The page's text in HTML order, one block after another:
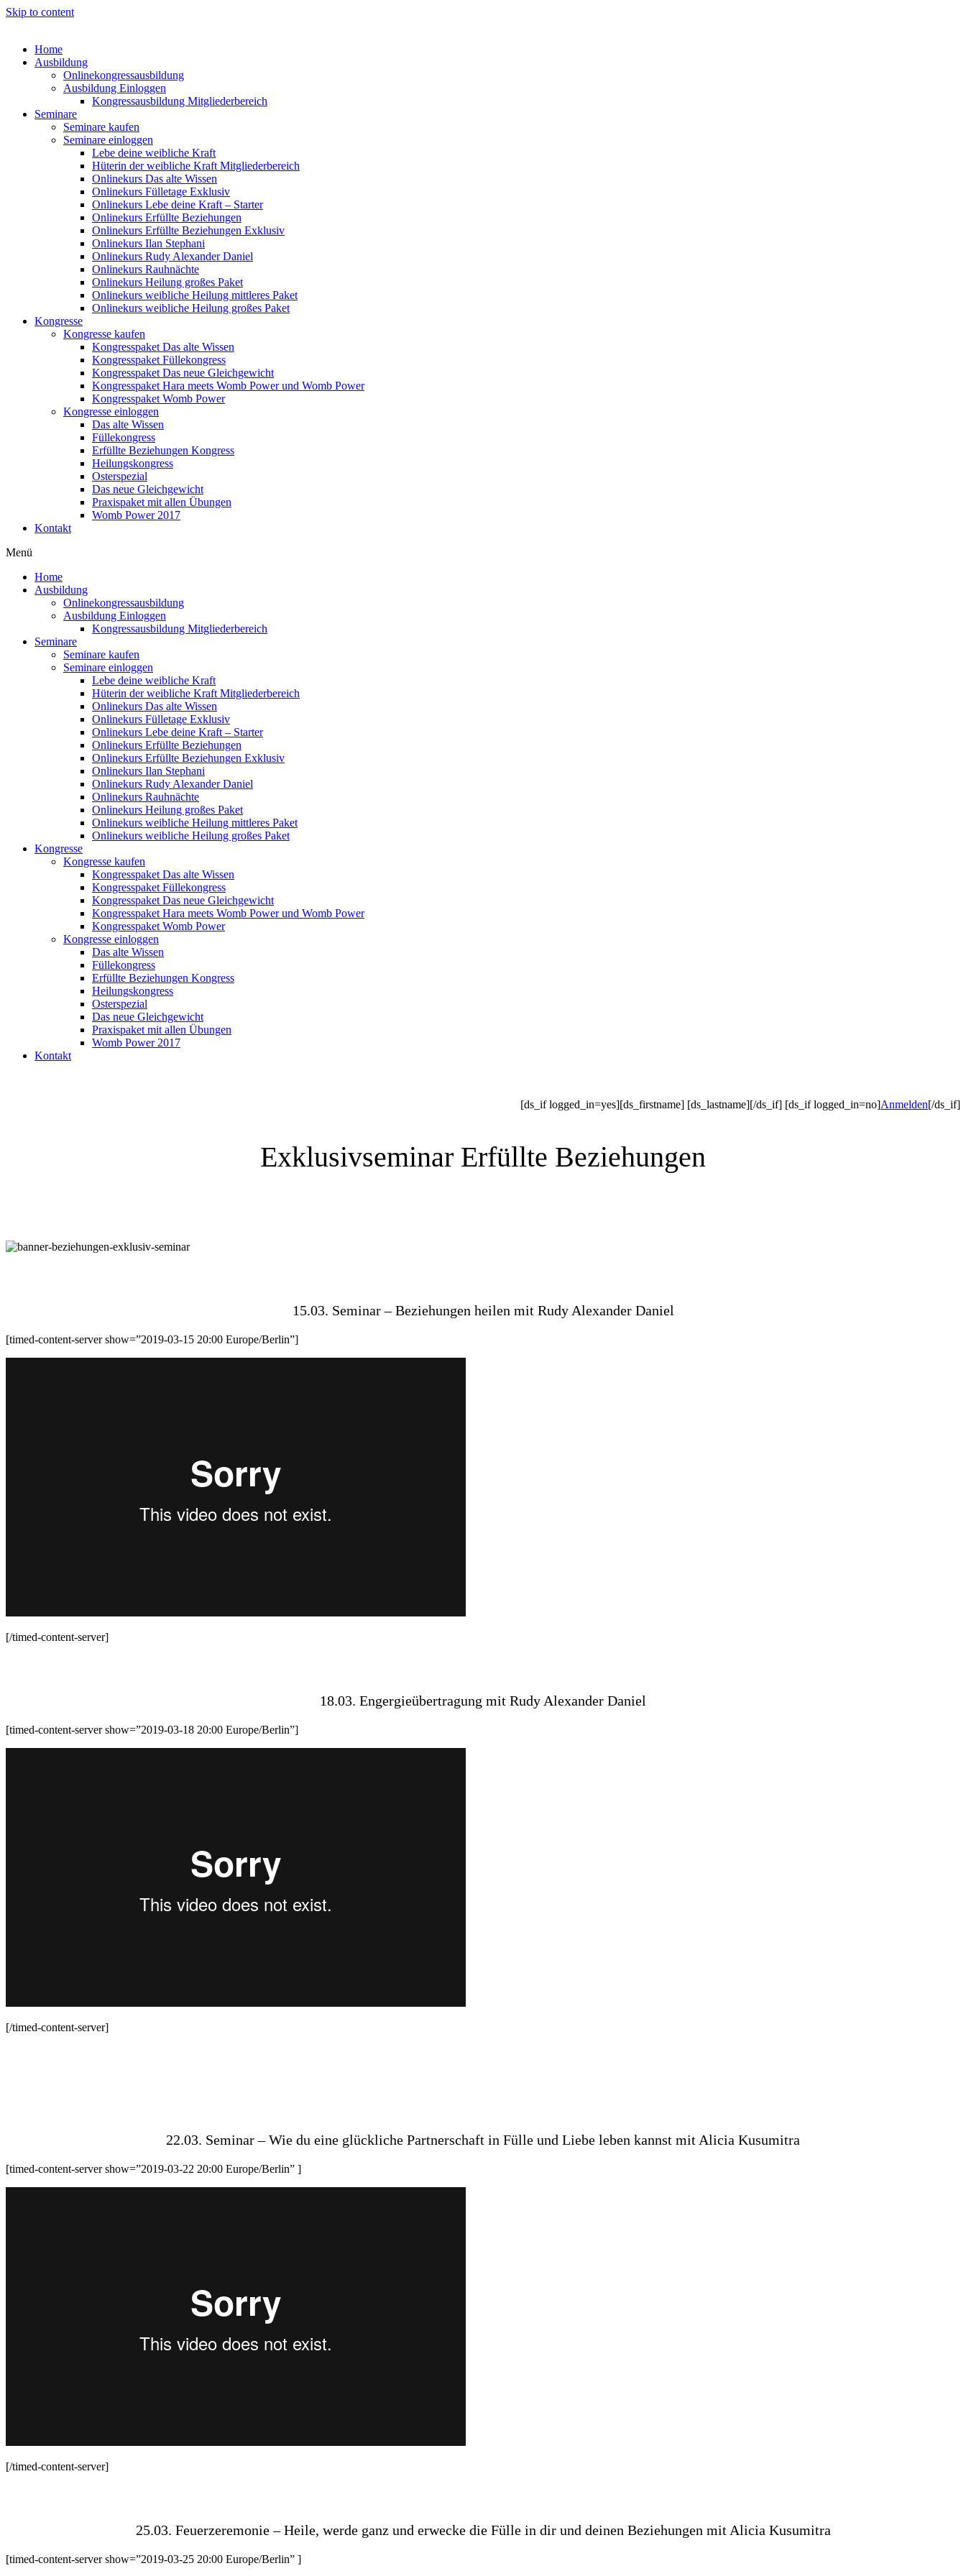
Skip to content
Home
Ausbildung
Onlinekongressausbildung
Ausbildung Einloggen
Kongressausbildung Mitgliederbereich
Seminare
Seminare kaufen
Seminare einloggen
Lebe deine weibliche Kraft
Hüterin der weibliche Kraft Mitgliederbereich
Onlinekurs Das alte Wissen
Onlinekurs Fülletage Exklusiv
Onlinekurs Lebe deine Kraft – Starter
Onlinekurs Erfüllte Beziehungen
Onlinekurs Erfüllte Beziehungen Exklusiv
Onlinekurs Ilan Stephani
Onlinekurs Rudy Alexander Daniel
Onlinekurs Rauhnächte
Onlinekurs Heilung großes Paket
Onlinekurs weibliche Heilung mittleres Paket
Onlinekurs weibliche Heilung großes Paket
Kongresse
Kongresse kaufen
Kongresspaket Das alte Wissen
Kongresspaket Füllekongress
Kongresspaket Das neue Gleichgewicht
Kongresspaket Hara meets Womb Power und Womb Power
Kongresspaket Womb Power
Kongresse einloggen
Das alte Wissen
Füllekongress
Erfüllte Beziehungen Kongress
Heilungskongress
Osterspezial
Das neue Gleichgewicht
Praxispaket mit allen Übungen
Womb Power 2017
Kontakt
Menü
Home
Ausbildung
Onlinekongressausbildung
Ausbildung Einloggen
Kongressausbildung Mitgliederbereich
Seminare
Seminare kaufen
Seminare einloggen
Lebe deine weibliche Kraft
Hüterin der weibliche Kraft Mitgliederbereich
Onlinekurs Das alte Wissen
Onlinekurs Fülletage Exklusiv
Onlinekurs Lebe deine Kraft – Starter
Onlinekurs Erfüllte Beziehungen
Onlinekurs Erfüllte Beziehungen Exklusiv
Onlinekurs Ilan Stephani
Onlinekurs Rudy Alexander Daniel
Onlinekurs Rauhnächte
Onlinekurs Heilung großes Paket
Onlinekurs weibliche Heilung mittleres Paket
Onlinekurs weibliche Heilung großes Paket
Kongresse
Kongresse kaufen
Kongresspaket Das alte Wissen
Kongresspaket Füllekongress
Kongresspaket Das neue Gleichgewicht
Kongresspaket Hara meets Womb Power und Womb Power
Kongresspaket Womb Power
Kongresse einloggen
Das alte Wissen
Füllekongress
Erfüllte Beziehungen Kongress
Heilungskongress
Osterspezial
Das neue Gleichgewicht
Praxispaket mit allen Übungen
Womb Power 2017
Kontakt
[ds_if logged_in=yes][ds_firstname] [ds_lastname][/ds_if] [ds_if logged_in=no]Anmelden[/ds_if]
Exklusivseminar Erfüllte Beziehungen
15.03. Seminar – Beziehungen heilen mit Rudy Alexander Daniel
[timed-content-server show=”2019-03-15 20:00 Europe/Berlin”]
[/timed-content-server]
18.03. Engergieübertragung mit Rudy Alexander Daniel
[timed-content-server show=”2019-03-18 20:00 Europe/Berlin”]
[/timed-content-server]
22.03. Seminar – Wie du eine glückliche Partnerschaft in Fülle und Liebe leben kannst mit Alicia Kusumitra
[timed-content-server show=”2019-03-22 20:00 Europe/Berlin” ]
[/timed-content-server]
25.03. Feuerzeremonie – Heile, werde ganz und erwecke die Fülle in dir und deinen Beziehungen mit Alicia Kusumitra
[timed-content-server show=”2019-03-25 20:00 Europe/Berlin” ]